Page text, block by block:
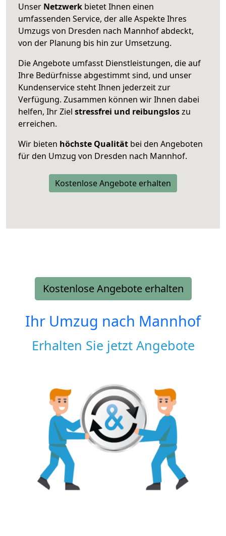
Unser Netzwerk bietet Ihnen einen
umfassenden Service, der alle Aspekte Ihres
Umzugs von Dresden nach Mannhof abdeckt,
von der Planung bis hin zur Umsetzung.
Die Angebote umfasst Dienstleistungen, die auf
Ihre Bedürfnisse abgestimmt sind, und unser
Kundenservice steht Ihnen jederzeit zur
Verfügung. Zusammen können wir Ihnen dabei
helfen, Ihr Ziel stressfrei und reibungsloszu
erreichen.
Wir bieten höchste Qualität bei den Angeboten
für den Umzug von Dresden nach Mannhof.
Kostenlose Angebote erhalten
Kostenlose Angebote erhalten
Ihr Umzug nach Mannhof
Erhalten Sie jetzt Angebote